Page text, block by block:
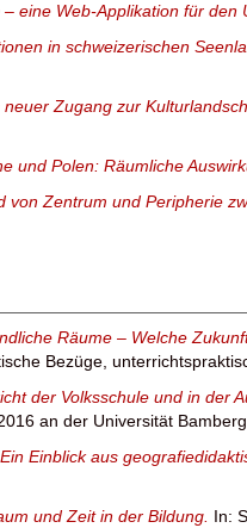
eine Web-Applikation für den
in schweizerischen
neuer Zugang zur
und Polen: Räumliche
Zentrum und Peripherie
Räume – Welche
Bezüge,
der Volksschule und in der
an der Universität
Einblick aus
und Zeit in der Bildung. In: